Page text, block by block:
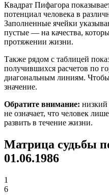
Квадрат Пифагора
потенциал человека в
Заполненные ячейки
пустые — на качества,
протяжении жизни.
Также рядом с таблицей
получившихся расчетов по
диагональным линиям.
значение.
Обратите внимание:
не означает, что человек
развить в течение жизни.
Матрица судьбы
01.06.1986
1
6